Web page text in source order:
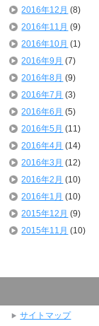
2016年12月 (8)
2016年11月 (9)
2016年10月 (1)
2016年9月 (7)
2016年8月 (9)
2016年7月 (3)
2016年6月 (5)
2016年5月 (11)
2016年4月 (14)
2016年3月 (12)
2016年2月 (10)
2016年1月 (10)
2015年12月 (9)
2015年11月 (10)
サイトマップ